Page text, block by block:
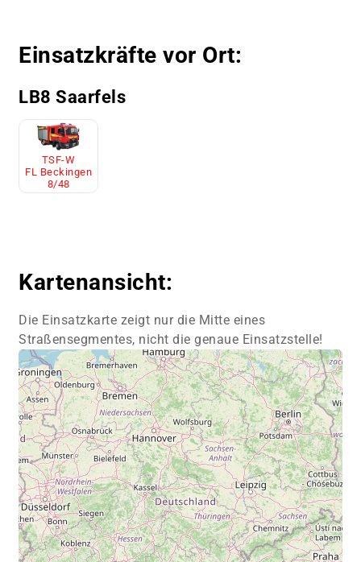
Einsatzkräfte vor Ort:
LB8 Saarfels
TSF-W
FL Beckingen
8/48
Kartenansicht:
Die Einsatzkarte zeigt nur die Mitte eines
Straßensegmentes, nicht die genaue Einsatzstelle!